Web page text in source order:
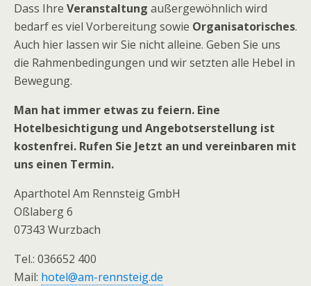
Dass Ihre Veranstaltung außergewöhnlich wird
bedarf es viel Vorbereitung sowie Organisatorisches.
Auch hier lassen wir Sie nicht alleine. Geben Sie uns
die Rahmenbedingungen und wir setzten alle Hebel in
Bewegung.
Man hat immer etwas zu feiern. Eine
Hotelbesichtigung und Angebotserstellung ist
kostenfrei. Rufen Sie Jetzt an und vereinbaren mit
uns einen Termin.
Aparthotel Am Rennsteig GmbH
Oßlaberg 6
07343 Wurzbach
Tel.: 036652 400
Mail: hotel@am-rennsteig.de